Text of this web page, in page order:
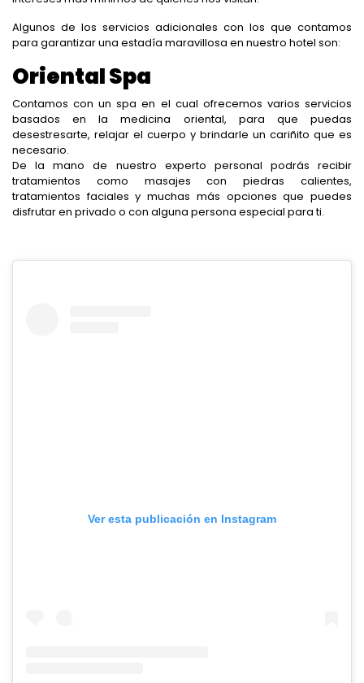
Algunos de los servicios adicionales con los que contamos
para garantizar una estadía maravillosa en nuestro hotel son:
Oriental Spa
Contamos con un spa en el cual ofrecemos varios servicios
basados en la medicina oriental, para que puedas
desestresarte, relajar el cuerpo y brindarle un cariñito que es
necesario.
De la mano de nuestro experto personal podrás recibir
tratamientos como masajes con piedras calientes,
tratamientos faciales y muchas más opciones que puedes
disfrutar en privado o con alguna persona especial para ti.
Ver esta publicación en Instagram